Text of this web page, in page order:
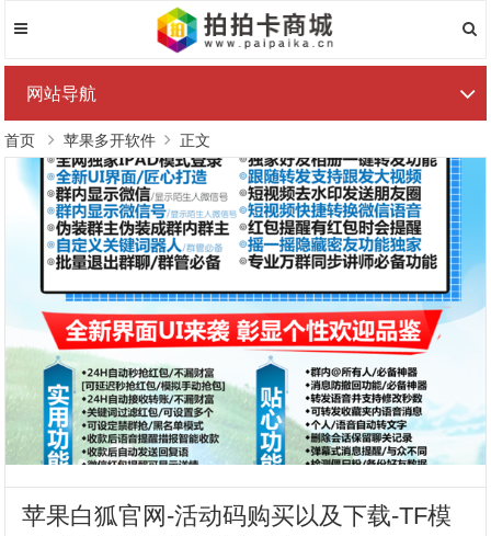
网站导航
首页 苹果多开软件 正文
苹果白狐官网-活动码购买以及下载-TF模